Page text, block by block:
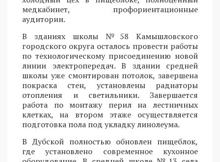
медкабинет, профориентационные
аудитории.
В зданиях школы №58 Камышловского
городского округа осталось провести работы
по технологическому присоединению новой
линии электропередач. В здании средней
школы уже смонтирован потолок, завершена
покраска стен, установлены радиаторы
отопления и светильники. Завершается
работа по монтажу перил на лестничных
клетках, на втором этаже осуществляется
подготовка пола под укладку линолеума.
В Дубской полностью обновлен пищеблок,
где установлено современное кухонное